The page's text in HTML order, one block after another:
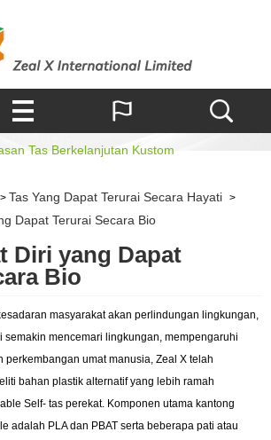
Tas berperekat
Tas Berkelanjutan Kustom
> Tas Yang Dapat Terurai Secara Hayati >
Dapat Terurai Secara Bio
Diri yang Dapat
Bio
masyarakat akan perlindungan lingkungan,
semakin mencemari lingkungan, mempengaruhi
perkembangan umat manusia, Zeal X telah
bahan plastik alternatif yang lebih ramah
Self- tas perekat. Komponen utama kantong
adalah PLA dan PBAT serta beberapa pati atau